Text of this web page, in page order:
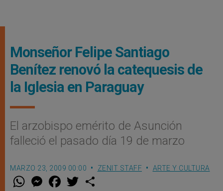
Monseñor Felipe Santiago
Benítez renovó la catequesis de
la Iglesia en Paraguay
El arzobispo emérito de Asunción
falleció el pasado día 19 de marzo
MARZO 23, 2009 00:00 ZENIT STAFF ARTE Y CULTURA
W M
e
F
a w